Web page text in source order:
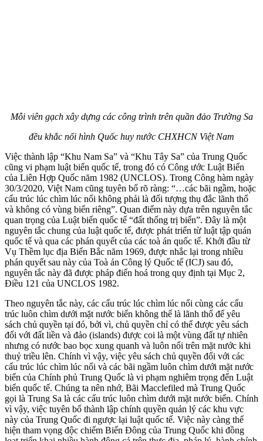
Mỗi viên gạch xây dựng các công trình trên quần đảo Trường Sa
đều khắc nổi hình Quốc huy nước CHXHCN Việt Nam
Việc thành lập “Khu Nam Sa” và “Khu Tây Sa” của Trung Quốc
cũng vi phạm luật biển quốc tế, trong đó có Công ước Luật Biển
của Liên Hợp Quốc năm 1982 (UNCLOS). Trong Công hàm ngày
30/3/2020, Việt Nam cũng tuyên bố rõ ràng: “…các bãi ngầm, hoặc
cấu trúc lúc chìm lúc nổi không phải là đối tượng thụ đắc lãnh thổ
và không có vùng biển riêng”. Quan điểm này dựa trên nguyên tắc
quan trọng của Luật biển quốc tế “đất thống trị biển”. Đây là một
nguyên tắc chung của luật quốc tế, được phát triển từ luật tập quán
quốc tế và qua các phán quyết của các toà án quốc tế. Khởi đầu từ
Vụ Thềm lục địa Biển Bắc năm 1969, được nhắc lại trong nhiều
phán quyết sau này của Toà án Công lý Quốc tế (ICJ) sau đó,
nguyên tắc này đã được pháp điển hoá trong quy định tại Mục 2,
Điều 121 của UNCLOS 1982.
Theo nguyên tắc này, các cấu trúc lúc chìm lúc nổi cùng các cấu
trúc luôn chìm dưới mặt nước biển không thể là lãnh thổ để yêu
sách chủ quyền tại đó, bởi vì, chủ quyền chỉ có thể được yêu sách
đối với đất liền và đảo (islands) được coi là một vùng đất tự nhiên
nhưng có nước bao bọc xung quanh và luôn nổi trên mặt nước khi
thuỷ triều lên. Chính vì vậy, việc yêu sách chủ quyền đối với các
cấu trúc lúc chìm lúc nổi và các bãi ngầm luôn chìm dưới mặt nước
biển của Chính phủ Trung Quốc là vi phạm nghiêm trọng đến Luật
biển quốc tế. Chúng ta nên nhớ, Bãi Macclefiled mà Trung Quốc
gọi là Trung Sa là các cấu trúc luôn chìm dưới mặt nước biển. Chính
vì vậy, việc tuyên bố thành lập chính quyền quản lý các khu vực
này của Trung Quốc đi ngược lại luật quốc tế. Việc này càng thể
hiện tham vọng độc chiếm Biển Đông của Trung Quốc khi đồng